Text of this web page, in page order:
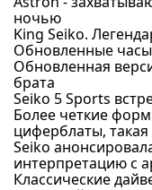
ночью
King Seiko.
Обновленные часы
Обновленная
брата
Seiko 5 Sports
Более четкие
циферблаты,
Seiko
интерпретацию с
Классические